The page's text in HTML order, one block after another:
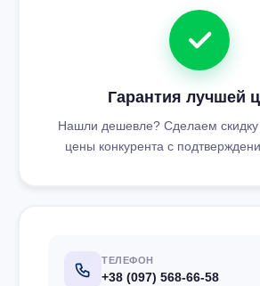
Гарантия лучшей
Нашли дешевле? Сделаем
цены конкурента с
ТЕЛЕФОН
+38 (097) 568-66-58